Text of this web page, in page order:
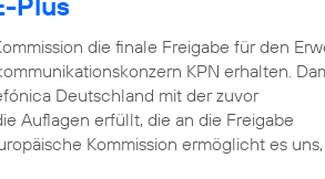
die finale Freigabe für den
KPN erhalten.
Deutschland mit der zuvor
Auflagen erfüllt, die an die Freigabe
Kommission ermöglicht es